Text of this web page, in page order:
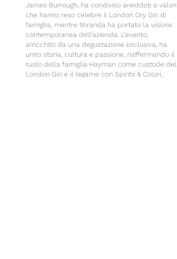
James Burrough, ha condiviso aneddoti e valori
che hanno reso celebre il London Dry Gin di
famiglia, mentre Miranda ha portato la visione
contemporanea dell’azienda. L’evento,
arricchito da una degustazione esclusiva, ha
unito storia, cultura e passione, riaffermando il
ruolo della famiglia Hayman come custode del
London Gin e il legame con Spirits & Colori,